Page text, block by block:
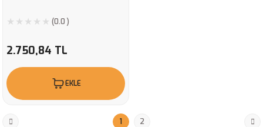
(0.0 )
2.750,84 TL
EKLE
1 2